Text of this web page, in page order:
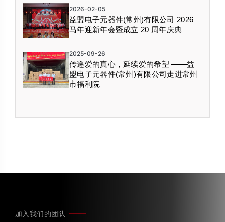
2026-02-05
益盟电子元器件(常州)有限公司 2026
马年迎新年会暨成立 20 周年庆典
2025-09-26
传递爱的真心，延续爱的希望 ——益
盟电子元器件(常州)有限公司走进常州
市福利院
加入我们的团队